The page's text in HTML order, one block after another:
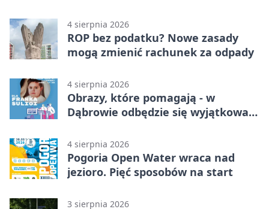
4 sierpnia 2026
ROP bez podatku? Nowe zasady
mogą zmienić rachunek za odpady
4 sierpnia 2026
Obrazy, które pomagają - w
Dąbrowie odbędzie się wyjątkowa
4 sierpnia 2026
Pogoria Open Water wraca nad
jezioro. Pięć sposobów na start
3 sierpnia 2026